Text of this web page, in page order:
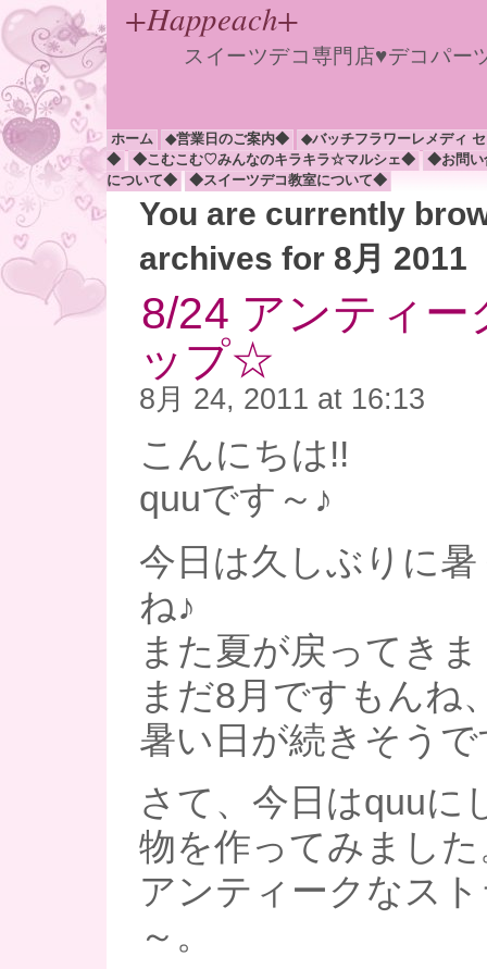
+Happeach+
スイーツデコ専門店♥デコパ
ホーム ◆営業日のご案内◆
◆バッチフラワーレメディ
◆
◆こむこむ♡みんなのキラキラ☆マルシェ◆
◆お問
について◆
◆スイーツデコ教室について◆
You are currently
archives for 8月 2011
8/24 アンティー
ップ☆
8月 24, 2011 at 16:13
こんにちは!!
quuです～♪
今日は久しぶりに
ね♪
また夏が戻ってき
まだ8月ですもんね
暑い日が続きそう
さて、今日はquuに
物を作ってみました
アンティークなス
～。